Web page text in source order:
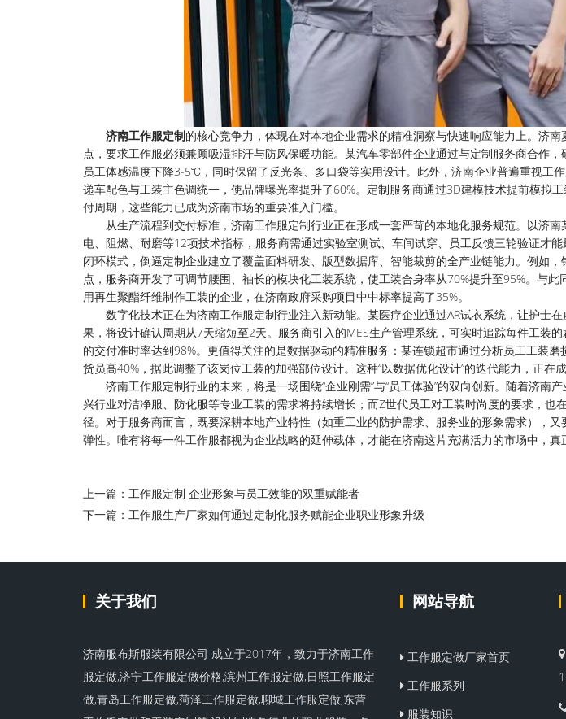
济南工作服定制的核心竞争力，体现在对本地企业需求的精准洞察与快速响应能力上。济
点，要求工作服必须兼顾吸湿排汗与防风保暖功能。某汽车零部件企业通过与定制服务商合作
员工体感温度下降3-5℃，同时保留了反光条、多口袋等实用设计。此外，济南企业普遍重视工
递车配色与工装主色调统一，使品牌曝光率提升了60%。定制服务商通过3D建模技术提前模拟
付周期，这些能力已成为济南市场的重要准入门槛。
从生产流程到交付标准，济南工作服定制行业正在形成一套严苛的本地化服务规范。以济
电、阻燃、耐磨等12项技术指标，服务商需通过实验室测试、车间试穿、员工反馈三轮验证才能
闭环模式，倒逼定制企业建立了覆盖面料研发、版型数据库、智能裁剪的全产业链能力。例如
点，服务商开发了可调节腰围、袖长的模块化工装系统，使工装合身率从70%提升至95%。与
用再生聚酯纤维制作工装的企业，在济南政府采购项目中中标率提高了35%。
数字化技术正在为济南工作服定制行业注入新动能。某医疗企业通过AR试衣系统，让护士
果，将设计确认周期从7天缩短至2天。服务商引入的MES生产管理系统，可实时追踪每件工装
的交付准时率达到98%。更值得关注的是数据驱动的精准服务：某连锁超市通过分析员工工装
货员高40%，据此调整了该岗位工装的加强部位设计。这种“以数据优化设计”的迭代能力，正在
济南工作服定制行业的未来，将是一场围绕“企业刚需”与“员工体验”的双向创新。随着济南
兴行业对洁净服、防化服等专业工装的需求将持续增长；而Z世代员工对工装时尚度的要求，也
径。对于服务商而言，既要深耕本地产业特性（如重工业的防护需求、服务业的形象需求），
弹性。唯有将每一件工作服都视为企业战略的延伸载体，才能在济南这片充满活力的市场中，真
上一篇：工作服定制 企业形象与员工效能的双重赋能者
下一篇：工作服生产厂家如何通过定制化服务赋能企业职业形象升级
关于我们
济南服布斯服装有限公司 成立于2017年，致力于济南工作
服定做,济宁工作服定做价格,滨州工作服定做,日照工作服定
做,青岛工作服定做,菏泽工作服定做,聊城工作服定做,东营
网站导航
工作服定做厂家首页
工作服系列
服装知识